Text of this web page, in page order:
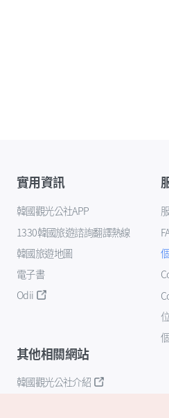
實用資訊
韓國觀光公社APP
1330韓國旅遊諮詢翻譯熱線
韓國旅遊地圖
電子書
Odii
其他相關網站
韓國觀光公社介紹